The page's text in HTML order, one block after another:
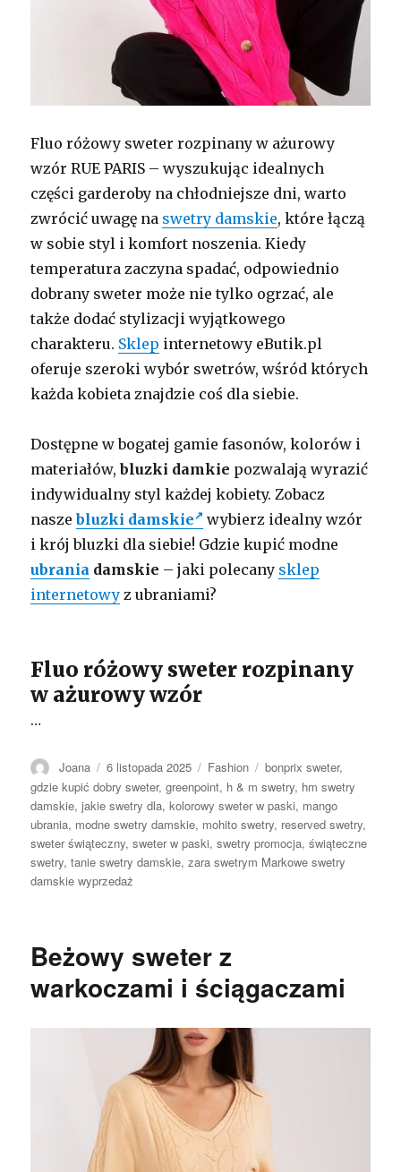
Fluo różowy sweter rozpinany w ażurowy
wzór RUE PARIS – wyszukując idealnych
części garderoby na chłodniejsze dni, warto
zwrócić uwagę na swetry damskie, które łączą
w sobie styl i komfort noszenia. Kiedy
temperatura zaczyna spadać, odpowiednio
dobrany sweter może nie tylko ogrzać, ale
także dodać stylizacji wyjątkowego
charakteru. Sklep internetowy eButik.pl
oferuje szeroki wybór swetrów, wśród których
każda kobieta znajdzie coś dla siebie.
Dostępne w bogatej gamie fasonów, kolorów i
materiałów,bluzki damkie pozwalają wyrazić
indywidualny styl każdej kobiety. Zobacz
naszebluzki damskie
wybierz idealny wzór
i krój bluzki dla siebie! Gdzie kupić modne
ubrania damskie – jaki polecany sklep
internetowy z ubraniami?
Fluo różowy sweter rozpinany
w ażurowy wzór
…
Autor
Joana Opublikowano
6 listopada 2025 Kategorie
Fashion Tagi
bonprix sweter,
gdzie kupić dobry sweter,greenpoint, h & m swetry, hm swetry
damskie,jakie swetry dla,kolorowy sweter w paski, mango
ubrania, modne swetry damskie, mohito swetry, reserved swetry,
sweter świąteczny,sweter w paski,swetry promocja,świąteczne
swetry,tanie swetry damskie,zara swetrym Markowe swetry
damskie wyprzedaż
Beżowy sweter z
warkoczami i ściągaczami